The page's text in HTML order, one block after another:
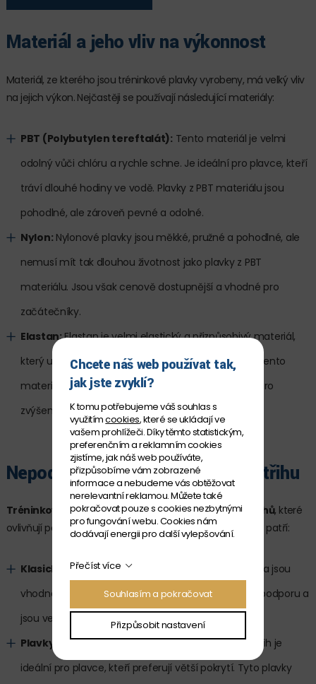
Materiál a jeho vliv na výkonnost
Materiál, ze kterého jsou tréninkové plavky vyrobeny, má velký vliv
na jejich výkon. Nejčastěji se používají následující materiály:
PBT (Polybutylen tereftalát): Tento materiál je velmi
odolný vůči chlóru a rychle schne. Je ideální pro plavce, kteří
tráví dlouhé hodiny ve vodě. Plavky z PBT materiálu jsou
pohodlné, ale zároveň pevné a odolné.
Nylon: Nylonové plavky jsou měkké, pružné a pohodlné, ale
nemusí mít tak dlouhou životnost jako plavky z PBT
materiálu. Jsou však cenově dostupnější a vhodné pro
začátečníky.
Elastan:Elastan je velmi elastický a přizpůsobivý materiál,
který umožňuje plavkám perfektně sedět na těle. Tento
materiál se často kombinuje s PBT nebo nylonem pro
zvýšení komfortu.
Nepodceňujte výběr správného střihu
Tréninkové plavky se vyrábějí v různých typech střihů, které
ovlivňují pohodlí a volnost pohybu. Mezi nejběžnější střihy patří:
Klasické plavky:Tyto plavky mají standardní střih a jsou
vhodné pro většinu plavců. Poskytují dostatečnou podporu a
jsou velmi pohodlné.
Plavky s vysokým pasem nebo šortky:Tento střih je
ideální pro plavce, kteří preferují větší pokrytí. Tyto plavky
Chcete náš web používat tak,
jak jste zvyklí?
K tomu potřebujeme váš souhlas s
využitímcookies, které se ukládají ve
vašem prohlížeči. Díky těmto statistickým,
preferenčním a reklamním cookies
zjistíme, jak náš web používáte,
přizpůsobíme vám zobrazené
informace a nebudeme vás obtěžovat
nerelevantní reklamou. Můžete také
pokračovat pouze s cookies nezbytnými
pro fungování webu. Cookies nám
dodávají energii pro další vylepšování.
Přečíst více
Souhlasím a pokračovat
Přizpůsobit nastavení